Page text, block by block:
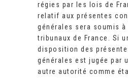
régies par les lois de
relatif aux présentes
générales sera soumis
tribunaux de France. Si
disposition des
générales est jugée par
autre autorité comme